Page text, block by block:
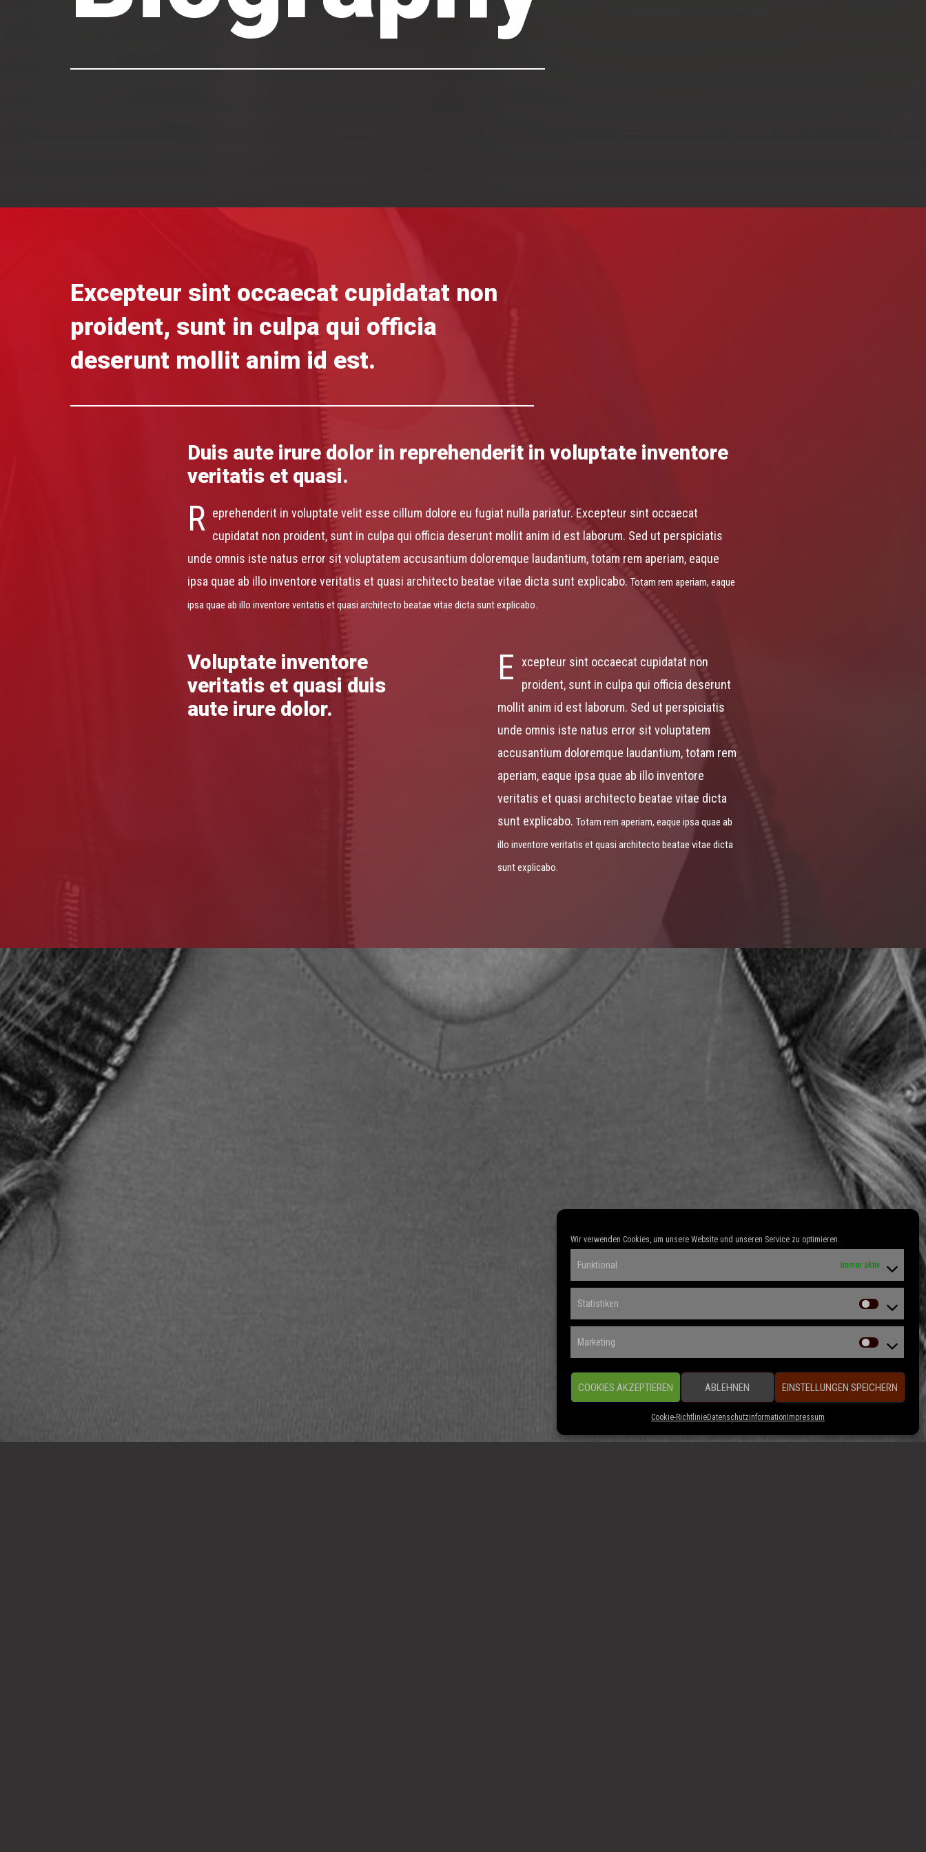
Wir verwenden Cookies, um unsere Website und unseren Service zu optimieren.
Funktional Immer aktiv
Statistiken
Marketing
COOKIES AKZEPTIEREN ABLEHNEN EINSTELLUNGEN SPEICHERN
Cookie-RichtlinieDatenschutzinformation Impressum
Excepteur sint occaecat cupidatat non
proident, sunt in culpa qui officia
deserunt mollit anim id est.
Duis aute irure dolor in reprehenderit in voluptate inventore
veritatis et quasi.
R eprehenderit in voluptate velit esse cillum dolore eu fugiat nulla pariatur. Excepteur sint occaecat
cupidatat non proident, sunt in culpa qui officia deserunt mollit anim id est laborum. Sed ut perspiciatis
unde omnis iste natus error sit voluptatem accusantium doloremque laudantium, totam rem aperiam, eaque
ipsa quae ab illo inventore veritatis et quasi architecto beatae vitae dicta sunt explicabo. Totam rem aperiam, eaque
ipsa quae ab illo inventore veritatis et quasi architecto beatae vitae dicta sunt explicabo.
Voluptate inventore
veritatis et quasi duis
aute irure dolor.
E xcepteur sint occaecat cupidatat non
proident, sunt in culpa qui officia deserunt
mollit anim id est laborum. Sed ut perspiciatis
unde omnis iste natus error sit voluptatem
accusantium doloremque laudantium, totam rem
aperiam, eaque ipsa quae ab illo inventore
veritatis et quasi architecto beatae vitae dicta
sunt explicabo. Totam rem aperiam, eaque ipsa quae ab
illo inventore veritatis et quasi architecto beatae vitae dicta
sunt explicabo.